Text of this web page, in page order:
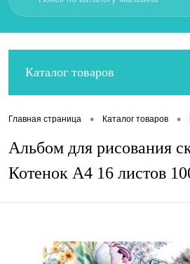
Каталог товаров
Главная страница • Каталог товаров •
Альбом для рисования
Котенок А4 16 листов